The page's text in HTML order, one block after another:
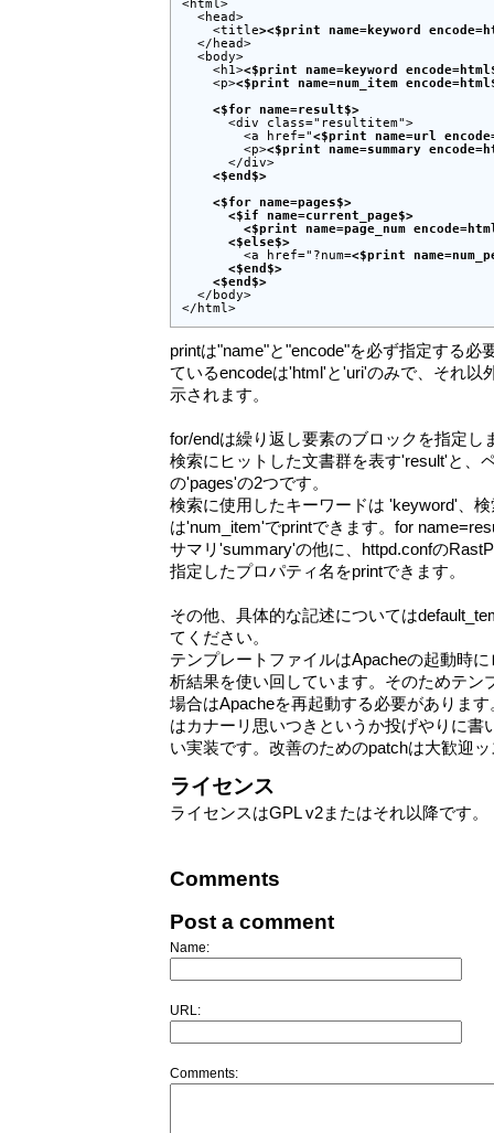
<html>
  <head>
    <title
><$print name=keyword
  </head>
  <body>
    <h1>
<$print name=keyword
    <p>
<$print name=num_item
<$for name=result$>
      <div class="resultitem">
        <a href="
<$print name=url
        <p>
<$print name=summary
      </div>
<$end$>
<$for name=pages$>
<$if name=current_page$>
<$print name=page_num
<$else$>
        <a href="?num=
<$print
<$end$>
<$end$>
  </body>
</html>
printは"name"と"encode"を必ず指定する必
ているencodeは'html'と'uri'のみで、それ以
示されます。
for/endは繰り返し要素のブロックを指定し
検索にヒットした文書群を表す'result'と、
の'pages'の2つです。
検索に使用したキーワードは 'keyword'、
は'num_item'でprintできます。for
サマリ'summary'の他に、httpd.confの
指定したプロパティ名をprintできます。
その他、具体的な記述については
てください。
テンプレートファイルはApacheの起動時
析結果を使い回しています。そのためテン
場合はApacheを再起動する必要がありま
はカナーリ思いつきというか投げやりに書
い実装です。改善のためのpatchは大歓迎ッ
ライセンス
ライセンスはGPL v2またはそれ以降です。
Comments
Post a comment
Name:
URL:
Comments: